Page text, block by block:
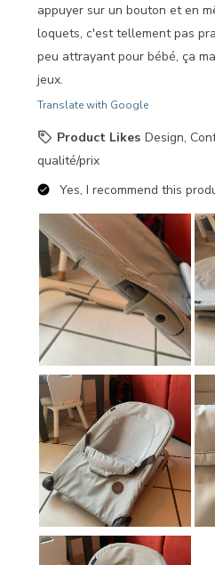
appuyer sur un bouton et en
loquets, c'est tellement pas
peu attrayant pour bébé, ça
jeux.
Translate with Google
Product Likes Design,
qualité/prix
Yes, I recommend this